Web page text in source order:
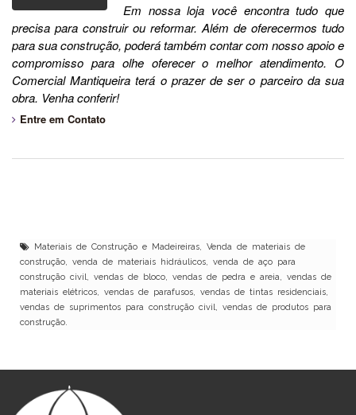
Em nossa loja você encontra tudo que
precisa para construir ou reformar. Além de oferecermos tudo
para sua construção, poderá também contar com nosso apoio e
compromisso para olhe oferecer o melhor atendimento. O
Comercial Mantiqueira terá o prazer de ser o parceiro da sua
obra. Venha conferir!
Entre em Contato
Materiais de Construção e Madeireiras, Venda de materiais de
construção, venda de materiais hidráulicos, venda de aço para
construção civil, vendas de bloco, vendas de pedra e areia, vendas de
materiais elétricos, vendas de parafusos, vendas de tintas residenciais,
vendas de suprimentos para construção civil, vendas de produtos para
construção.